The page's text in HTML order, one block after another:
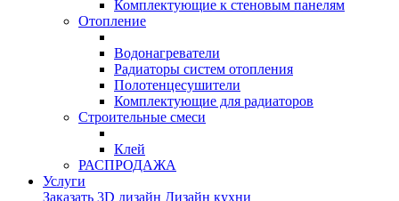
Комплектующие к стеновым панелям
Отопление
Водонагреватели
Радиаторы систем отопления
Полотенцесушители
Комплектующие для радиаторов
Строительные смеси
Клей
РАСПРОДАЖА
Услуги
Заказать 3D дизайн Дизайн кухни